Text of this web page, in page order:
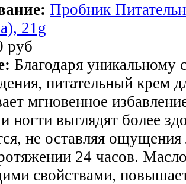
Пробник
21g
руб
Благодаря уникальному
питательный крем
мгновенное
ногти выглядят более
не оставляя
24 часов.
свойствами,